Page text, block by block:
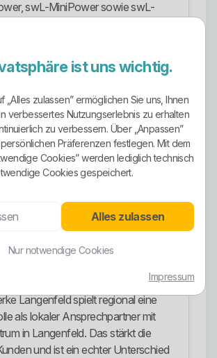
swL-MiniPower sowie swL-
mit sehr geringem Verbrauch, zum
oder Allgemeinstrom. Das ist kein
aber für genau solche Fälle eine
es Wärmepumpen-Stromtarife. Für
beziehungsweise bestimmte
Für neuere Anlagen sollte man die
und die technischen
im Einzelfall sauber prüfen.
Rolle
Langenfeld spielt regional eine
als lokaler Ansprechpartner mit
in Langenfeld. Das stärkt die
und ist ein echter Unterschied
ist uns wichtig.
„Alles zulassen” ermöglichen Sie uns, Ihnen
verbessertes Nutzungserlebnis zu erhalten
zu verbessern. Über „Anpassen”
Präferenzen festlegen. Mit dem
Cookies” werden lediglich technisch
Cookies gespeichert.
Alles zulassen
Nur notwendige Cookies
Impressum